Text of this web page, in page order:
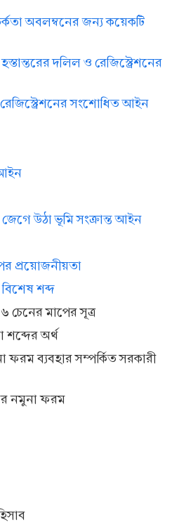
অবলম্বনের জন্য কয়েকটি
দলিল ও রেজিস্ট্রেশনের
রেজিস্ট্রেশনের সংশোধিত আইন
উঠা ভূমি সংক্রান্ত আইন
প্রয়োজনীয়তা
শব্দ
চেনের মাপের সূত্র
অর্থ
ফরম ব্যবহার সম্পর্কিত সরকারী
নমুনা ফরম